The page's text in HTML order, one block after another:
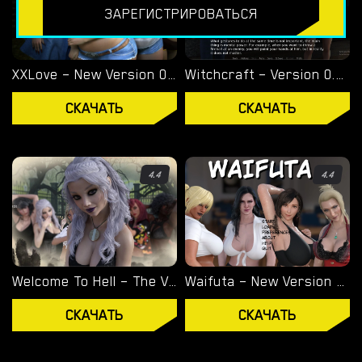
ЭКСКЛЮЗИВНЫЕ ИГРЫ
OVERWATCH WEEKEND FUCK
RESIDENT EVIL NET ADVENTURE
ЛУЧШИЙ ВЫБОР
ГЕЙ ПОРНО ИГРЫ
СКАЧАТЬ
ПОРНО
ИГРЫ
СКАЧАТЬ
XXLove – New Version 0.8 [CHAIXAS-GAMES]
СКАЧАТЬ
Witchcraft – Version 0.9.8p – Added Android Port [Red Silhouette]
СКАЧАТЬ
4.4
Welcome To Hell – The Vampire Chronicles – New Version 0.1.0 Remastered [NoobPRO Games]
СКАЧАТЬ
4.4
Waifuta – New Version 0.6 [Tiltproofno]
СКАЧАТЬ
ЗАРЕГИСТРИРОВАТЬСЯ